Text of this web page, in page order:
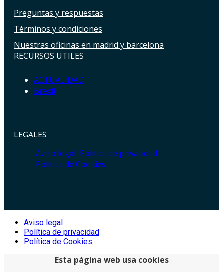
RECURSOS UTILES
ACTUALIDAD
Brexit
Preguntas y respuestas
Términos y condiciones
Nuestras oficinas en madrid y barcelona
LEGALES
Aviso legal Política de privacidad
Política de Cookies
Aviso legal
Política de privacidad
Política de Cookies
Esta página web usa cookies